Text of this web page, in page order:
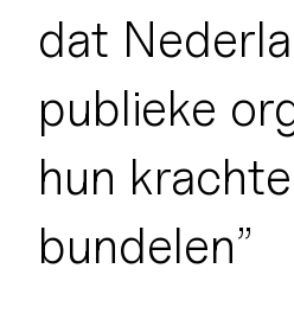
dat
publieke
hun
bundelen”